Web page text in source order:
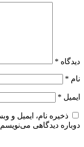
دیدگاه *
نام *
ایمیل *
ذخیره نام، ایمیل و
دوباره دیدگاهی